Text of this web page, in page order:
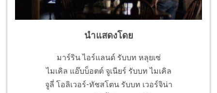
นำแสดงโดย
มาร์ริน ไอร์แลนด์ รับบท หลุยเซ่
ไมเคิล แอ๊บบ็อตต์ จูเนียร์ รับบท ไมเคิล
จูลี่ โอลิเวอร์-ทัชสโตน รับบท เวอร์จิน่า